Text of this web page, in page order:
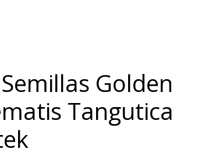
Golden
Tangutica